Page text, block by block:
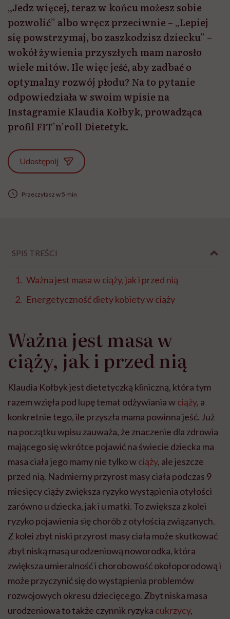
„Jedz więcej, teraz w końcu możesz sobie
pozwolić” albo wręcz przeciwnie – „Lepiej
się powstrzymaj, bo zaszkodzisz dziecku” –
wokół żywienia przyszłych mam narosło
wiele mitów. Ile więc jeść, aby zadbać o
optymalny rozwój płodu? Na to pytanie
odpowiedziała w swoim wpisie na
Instagramie Klaudia Kołbyk, prowadząca
profil FIT’n’roll Dietetyk.
Udostępnij
Przeczytasz w 5 min
SPIS TREŚCI
Ważna jest masa w ciąży, jak i przed nią
Energetyczność diety kobiety w ciąży
Ważna jest masa w
ciąży, jak i przed nią
Klaudia Kołbyk jest dietetyczką kliniczną, która tym
razem wzięła pod lupę temat odżywiania wciąży, a
konkretnie tego, ile przyszła mama powinna jeść. Już
na początku wpisu zauważa, że znaczenie dla zdrowia
mającego się wkrótce pojawić na świecie dziecka ma
masa ciała jego mamy nie tylko wciąży, ale jeszcze
przed nią. Nadmierny przyrost masy ciała podczas 9
miesięcy ciąży zwiększa ryzyko wystąpienia otyłości
zarówno u dziecka, jak i u matki. To zwiększa z kolei
ryzyko pojawienia się chorób z otyłością związanych.
Z kolei zbyt niski przyrost masy ciała może skutkować
zbyt niską masą urodzeniową noworodka, która
zwiększa umieralność i chorobowość okołoporodową i
może przyczynić się do wystąpienia problemów
rozwojowych okresu dziecięcego. Zbyt niska masa
urodzeniowa to także czynnik ryzyka cukrzycy,